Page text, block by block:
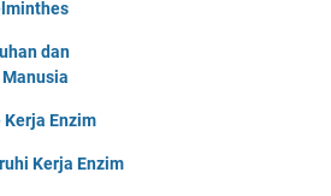
dan
Enzim
Kerja Enzim